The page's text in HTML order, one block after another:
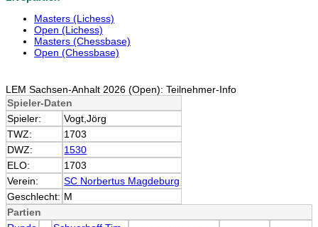
Masters (Lichess)
Open (Lichess)
Masters (Chessbase)
Open (Chessbase)
LEM Sachsen-Anhalt 2026 (Open): Teilnehmer-Info
Spieler-Daten
Spieler:
Vogt,Jörg
TWZ:
1703
DWZ:
1530
ELO:
1703
Verein:
SC Norbertus Magdeburg
Geschlecht: M
Partien